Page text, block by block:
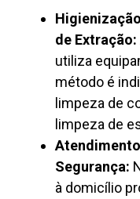
de Extração:
utiliza
método é
limpeza de
limpeza de
Segurança:
à domicílio